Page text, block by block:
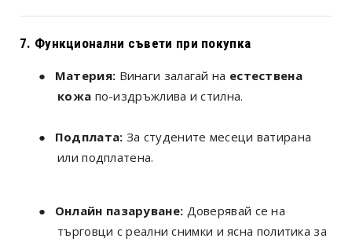
7. Функционални съвети при покупка
● Материя: Винаги залагай на естествена
кожа по-издръжлива и стилна.
● Подплата: За студените месеци ватирана
или подплатена.
● Онлайн пазаруване: Доверявай се на
търговци с реални снимки и ясна политика за